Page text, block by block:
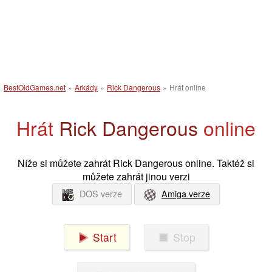
BestOldGames.net » Arkády » Rick Dangerous » Hrát online
Hrát Rick Dangerous online
Níže si můžete zahrát Rick Dangerous online. Taktéž si
můžete zahrát jinou verzi
DOS verze Amiga verze
Start Stop